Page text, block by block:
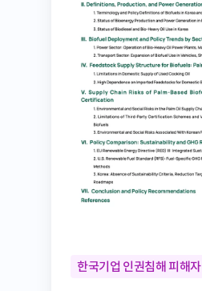
한국기업 인권침해 피해자